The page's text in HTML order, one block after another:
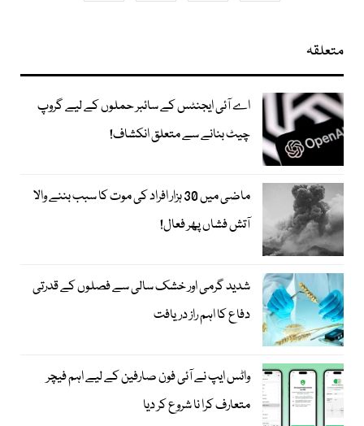
متعلقہ
اے آئی ایجنٹس کے سائبر حملوں کے لیے گروپ
چیٹ بنانے سے متعلق انکشاف!
ماضی میں 30 ہزار افراد کی موت کا سبب بننے والا
آتش فشاں پھر فعال!
شدید گرمی اور خشک سالی سے فصلوں کے قدرتی
دفاع کا اہم راز دریافت
واٹس ایپ نے آئی فون صارفین کے لیے اہم فیچر
متعارف کرا نا شروع کر دیا